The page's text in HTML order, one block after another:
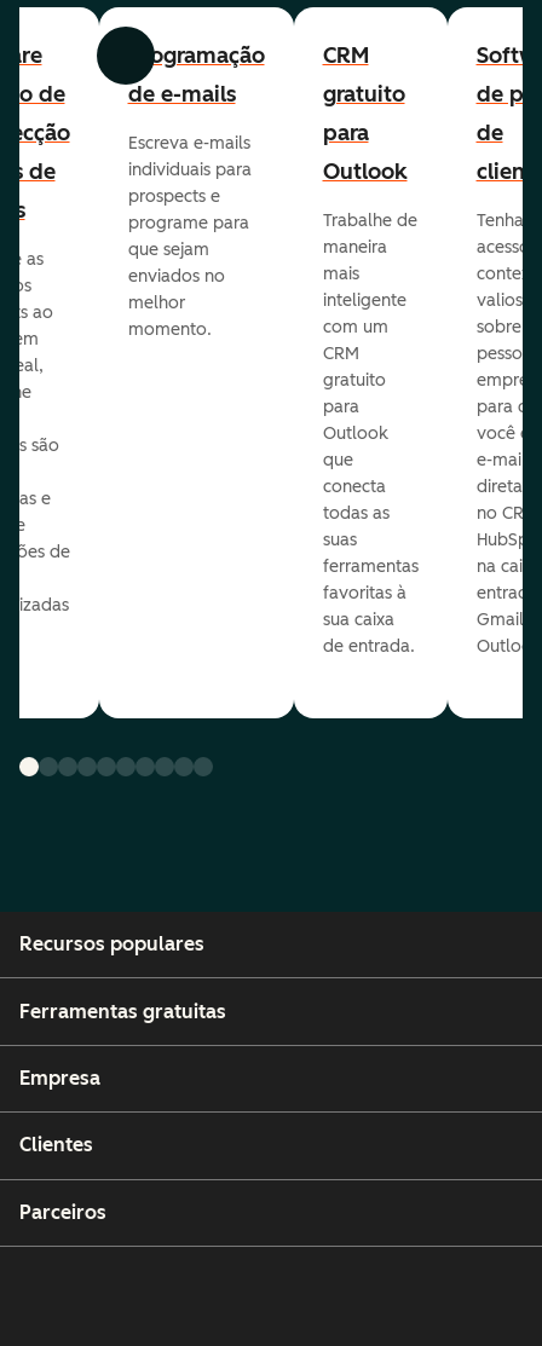
Anterior Avançar
de
de
as
ao
em
real,
são
e
de
Programação
de e-mails
Escreva e-mails
individuais para
prospects e
programe para
que sejam
enviados no
melhor
momento.
CRM
gratuito
para
Outlook
Trabalhe de
maneira
mais
inteligente
com um
CRM
gratuito
para
Outlook
que
conecta
todas as
suas
ferramentas
favoritas à
sua caixa
de entrada.
de
de
Tenha
acesso
valioso
sobre as
para
você
e-mails
no
na
Gmail
Recursos populares
Ferramentas gratuitas
Empresa
Clientes
Parceiros